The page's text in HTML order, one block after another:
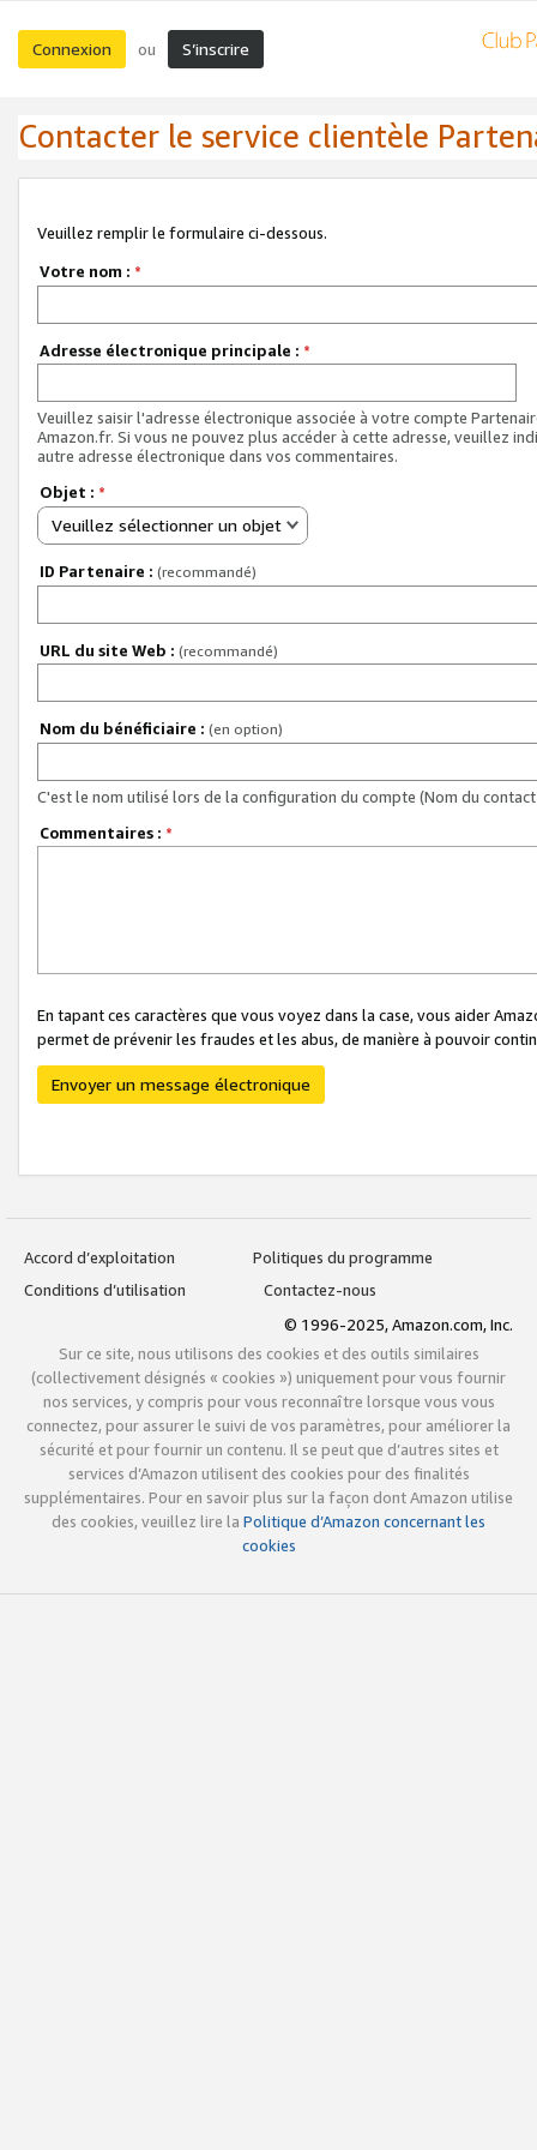
Connexion ou S’inscrire
Contacter le service clientèle
Veuillez remplir le formulaire ci-dessous.
Votre nom : *
Adresse électronique principale : *
Veuillez saisir l'adresse électronique associée à votre compte
Amazon.fr. Si vous ne pouvez plus accéder à cette adresse, veuillez
autre adresse électronique dans vos commentaires.
Objet : *
Veuillez sélectionner un objet
ID Partenaire : (recommandé)
URL du site Web : (recommandé)
Nom du bénéficiaire : (en option)
C'est le nom utilisé lors de la configuration du compte (Nom du
Commentaires : *
En tapant ces caractères que vous voyez dans la case, vous aider
permet de prévenir les fraudes et les abus, de manière à pouvoir
Envoyer un message électronique
Accord d’exploitation
Politiques du programme
Conditions d’utilisation
Contactez-nous
© 1996-2025, Amazon.com, Inc.
Sur ce site, nous utilisons des cookies et des outils similaires
(collectivement désignés « cookies ») uniquement pour vous fournir
nos services, y compris pour vous reconnaître lorsque vous vous
connectez, pour assurer le suivi de vos paramètres, pour améliorer la
sécurité et pour fournir un contenu. Il se peut que d’autres sites et
services d’Amazon utilisent des cookies pour des finalités
supplémentaires. Pour en savoir plus sur la façon dont Amazon utilise
des cookies, veuillez lire la Politique d’Amazon concernant les
cookies